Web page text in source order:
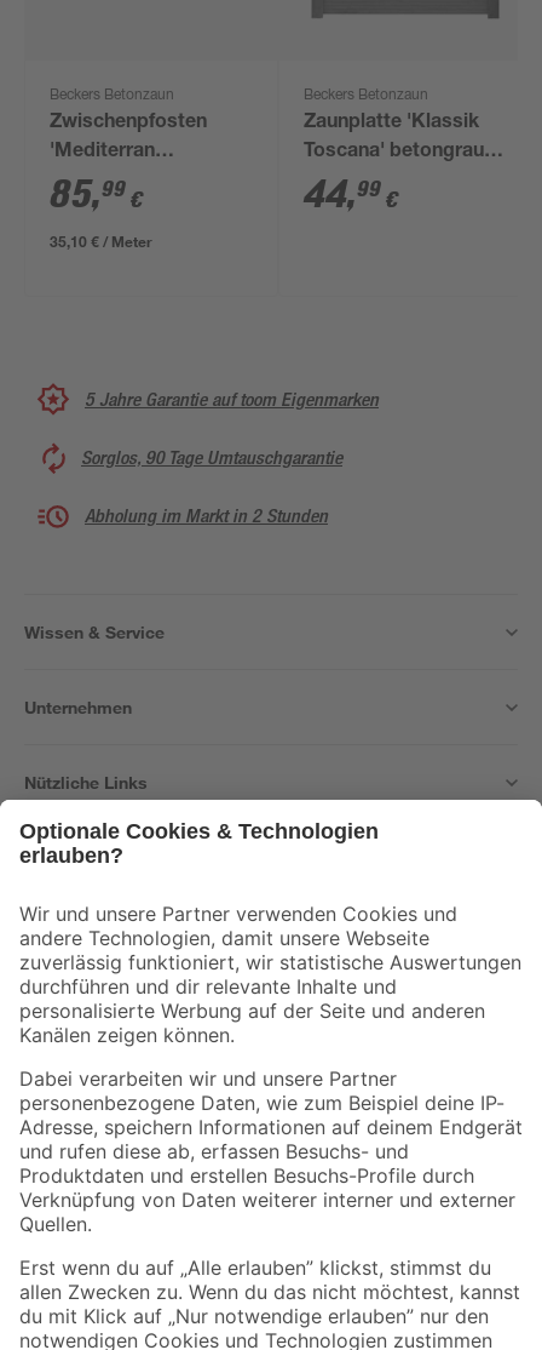
Beckers Betonzaun
Zwischenpfosten
'Mediterran
Nostalgie' 12,5 x 12 x
245 cm grau
85,99 €
35,10 € / Meter
Beckers Betonzaun
Zaunplatte 'Klassik
Toscana' betongrau
184 x 4,8 x 26 cm
44,99 €
5 Jahre Garantie auf toom Eigenmarken
Sorglos, 90 Tage Umtauschgarantie
Abholung im Markt in 2 Stunden
Wissen & Service
Unternehmen
Nützliche Links
Der toom Newsletter: Keine Angebote und Aktionen mehr verpassen!
Zur Newsletter Anmeldung
Folge uns
Zahlungsarten Versandarten
Sicher einkaufen
Jetzt die toom-App herunterladen